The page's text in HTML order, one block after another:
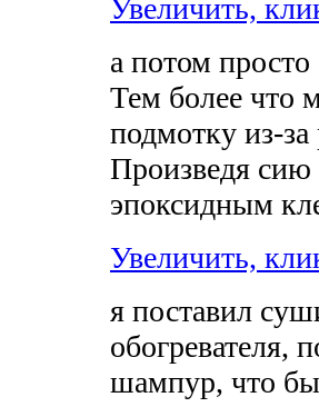
Увеличить,
а потом
Тем более что
подмотку из-
Произведя сию
эпоксидным
Увеличить,
я поставил
обогревателя,
шампур, что бы